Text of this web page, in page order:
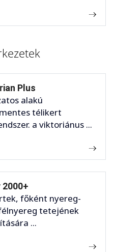
Plus
alakú
télikert
a viktoriánus ...
főként nyereg-
tetejének
...